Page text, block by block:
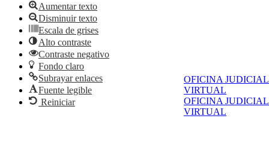
OFICINA JUDICIAL
VIRTUAL
OFICINA JUDICIAL
VIRTUAL
Aumentar texto
Disminuir texto
Escala de grises
Alto contraste
Contraste negativo
Fondo claro
Subrayar enlaces
Fuente legible
Reiniciar